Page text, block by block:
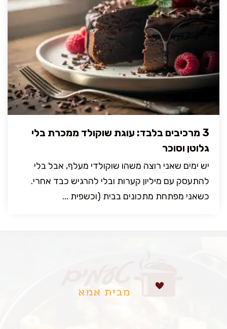
3 מרכיבים בלבד: עוגת שוקולד ממכרת בלי
גלוטן וסוכר
יש ימים שאני רוצה משהו שוקולדי מעלף, אבל בלי
להתעסק עם מיליון קערות ובלי להרגיש כבד אחרי.
כשאני מפתחת מתכונים בבית (וכשפית ...